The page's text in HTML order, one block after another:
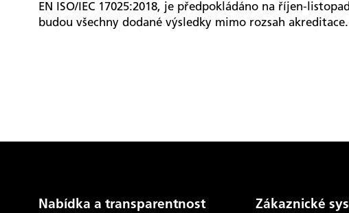
EN ISO/IEC 17025:2018, je předpokládáno na říjen-
budou všechny dodané výsledky mimo rozsah akreditace.
Nabídka a transparentnost Zákaznické